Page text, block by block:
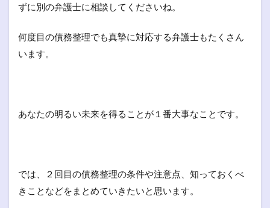
ずに別の弁護士に相談してくださいね。
何度目の債務整理でも真摯に対応する弁護士もたくさん
います。
あなたの明るい未来を得ることが１番大事なことです。
では、２回目の債務整理の条件や注意点、知っておくべ
きことなどをまとめていきたいと思います。